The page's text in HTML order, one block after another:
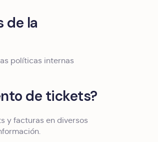
de la
políticas internas
de tickets?
y facturas en diversos